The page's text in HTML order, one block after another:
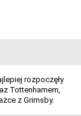
rozpoczęły
Tottenhamem,
z Grimsby.